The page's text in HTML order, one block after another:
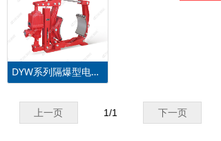
DYW系列隔爆型电力液压鼓式制动器
上一页 下一页
1/1